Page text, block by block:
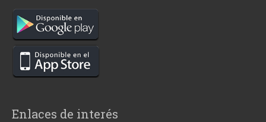
Enlaces de interés